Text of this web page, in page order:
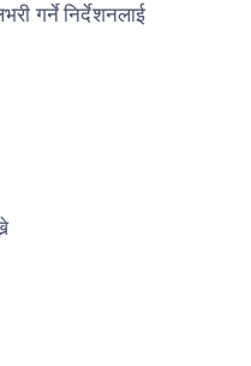
गर्ने निर्देशनलाई